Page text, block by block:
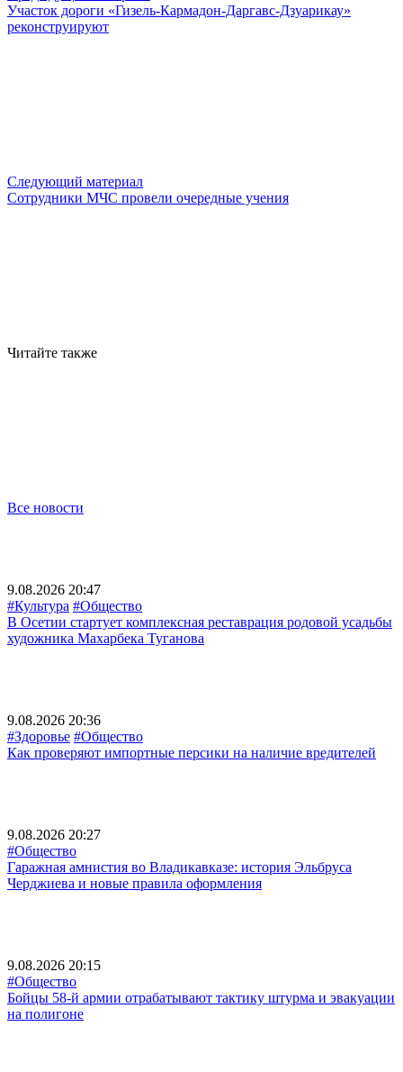
Участок дороги «Гизель-Кармадон-Даргавс-Дзуарикау»
реконструируют
Следующий материал
Сотрудники МЧС провели очередные учения
Читайте также
Все новости
9.08.2026 20:47
#Культура #Общество
В Осетии стартует комплексная реставрация родовой усадьбы
художника Махарбека Туганова
9.08.2026 20:36
#Здоровье #Общество
Как проверяют импортные персики на наличие вредителей
9.08.2026 20:27
#Общество
Гаражная амнистия во Владикавказе: история Эльбруса
Черджиева и новые правила оформления
9.08.2026 20:15
#Общество
Бойцы 58-й армии отрабатывают тактику штурма и эвакуации
на полигоне